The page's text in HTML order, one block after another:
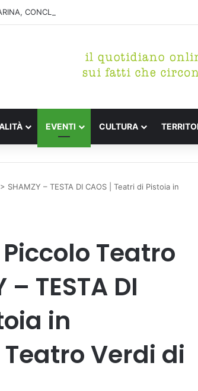
CONCLUSA LA DEMOLIZIONE DELL’ALA NORD-
EVENTI CULTURA
– TESTA DI CAOS | Teatri di Pistoia in
Teatro
TESTA DI
in
Verdi di